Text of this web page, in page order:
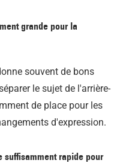
grande pour la
souvent de bons
le sujet de l'arrière-
de place pour les
d'expression.
suffisamment rapide pour